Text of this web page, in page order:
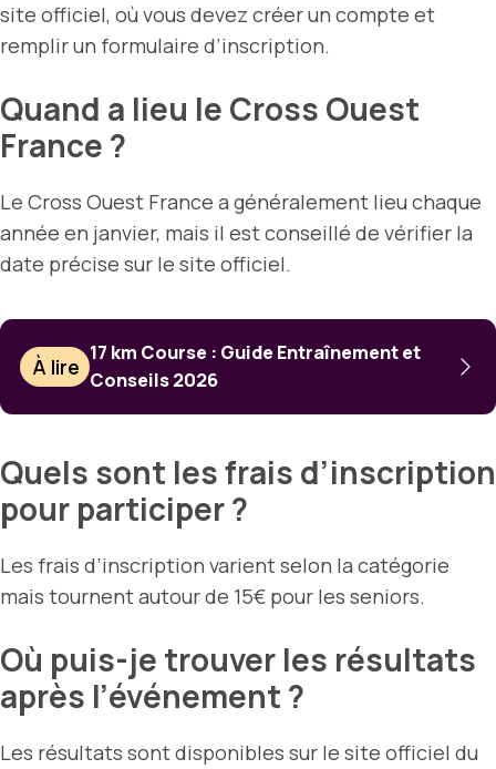
site officiel, où vous devez créer un compte et
remplir un formulaire d’inscription.
Quand a lieu le Cross Ouest
France ?
Le Cross Ouest France a généralement lieu chaque
année en janvier, mais il est conseillé de vérifier la
date précise sur le site officiel.
À lire
17 km Course : Guide Entraînement et
Conseils 2026
Quels sont les frais d’inscription
pour participer ?
Les frais d’inscription varient selon la catégorie
mais tournent autour de 15€ pour les seniors.
Où puis-je trouver les résultats
après l’événement ?
Les résultats sont disponibles sur le site officiel du